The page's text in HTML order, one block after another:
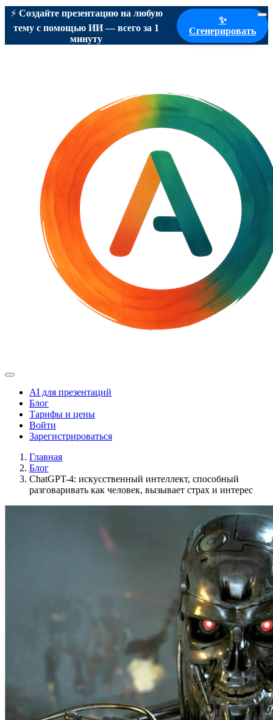
⚡ Создайте презентацию на любую
тему с помощью ИИ — всего за 1
минуту
✨
Сгенерировать
AI для презентаций
Блог
Тарифы и цены
Войти
Зарегистрироваться
Главная
Блог
ChatGPT-4: искусственный интеллект, способный
разговаривать как человек, вызывает страх и интерес